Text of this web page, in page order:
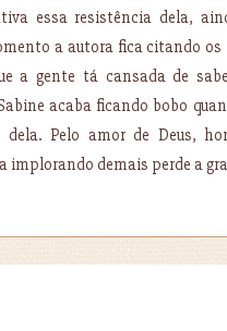
essa resistência dela,
a autora fica citando
a gente tá cansada de
acaba ficando bobo
dela. Pelo amor de Deus,
implorando demais perde a